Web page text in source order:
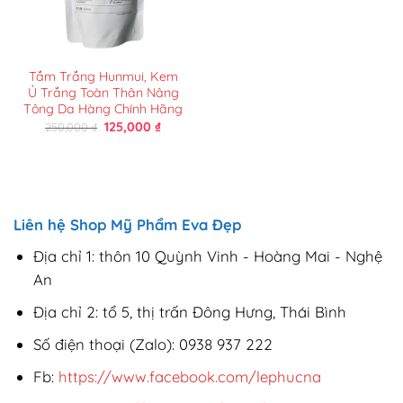
Tắm Trắng Hunmui, Kem
Ủ Trắng Toàn Thân Nâng
Tông Da Hàng Chính Hãng
250,000₫ Giá
gốc
125,000 ₫Giá
Liên hệ Shop Mỹ Phẩm Eva Đẹp
Địa chỉ 1: thôn 10 Quỳnh Vinh - Hoàng Mai - Nghệ
An
Địa chỉ 2: tổ 5, thị trấn Đông Hưng, Thái Bình
Số điện thoại (Zalo): 0938 937 222
Fb: https://www.facebook.com/lephucna